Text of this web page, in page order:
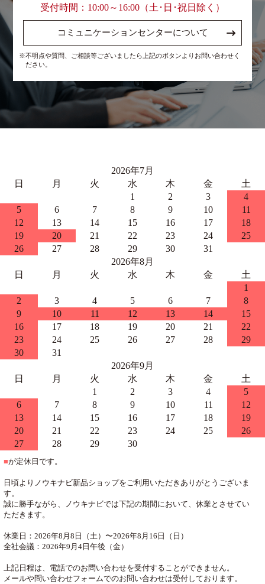
受付時間：10:00～16:00（土･日･祝日除く）
コミュニケーションセンターについて
※不明点や質問、ご相談等ございましたら上記のボタンよりお問い合わせく
ださい。
2026年7月
日
月 火 水 木 金
土
1
2 3
4
5
6 7 8 9 10
11
12
13 14 15 16 17
18
19
20 21 22 23 24
25
26
27 28 29 30
31
2026年8月
日
月 火 水 木 金
土
1
2
3 4 5 6 7
8
9
10 11 12 13 14
15
16
17 18 19 20 21
22
23
24 25 26 27 28
29
30
31
2026年9月
日
月 火 水 木 金
土
1
2 3 4
5
6
7 8 9 10 11
12
13
14 15 16 17 18
19
20
21 22 23 24 25
26
27
28 29 30
■が定休日です。
日頃よりノウキナビ新品ショップをご利用いただきありがとうございま
す。
誠に勝手ながら、ノウキナビでは下記の期間において、休業とさせてい
ただきます。
休業日：2026年8月8日（土）〜2026年8月16日（日）
全社会議：2026年9月4日午後（金）
上記日程は、電話でのお問い合わせを受付することができません。
メールや問い合わせフォームでのお問い合わせは受付しております。